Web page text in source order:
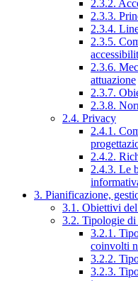
2.3.2.
2.3.3.
2.3.4.
2.3.5.
2.3.6.
attuazione
2.3.7.
2.3.8.
2.4. Privacy
2.4.1.
2.4.2.
2.4.3. Le
3. Pianificazione,
3.1. Obiettivi
3.2. Tipologie di
3.2.1.
coinvolti
3.2.2.
3.2.3.